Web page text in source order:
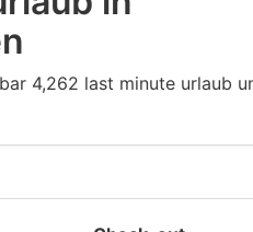
4,262 last minute urlaub